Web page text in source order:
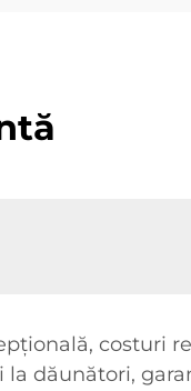
costuri
dăunători,